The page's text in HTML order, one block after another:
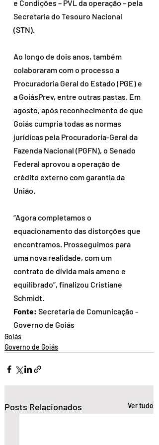
e Condições – PVL da operação – pela
Secretaria do Tesouro Nacional
(STN).
Ao longo de dois anos, também
colaboraram com o processo a
Procuradoria Geral do Estado (PGE) e
a GoiásPrev, entre outras pastas. Em
agosto, após reconhecimento de que
Goiás cumpria todas as normas
jurídicas pela Procuradoria-Geral da
Fazenda Nacional (PGFN), o Senado
Federal aprovou a operação de
crédito externo com garantia da
União.
“Agora completamos o
equacionamento das distorções que
encontramos. Prosseguimos para
uma nova realidade, com um
contrato de dívida mais ameno e
equilibrado”, finalizou Cristiane
Schmidt.
Fonte: Secretaria de Comunicação -
Governo de Goiás
Goiás
Governo de Goiás
Posts Relacionados Ver tudo